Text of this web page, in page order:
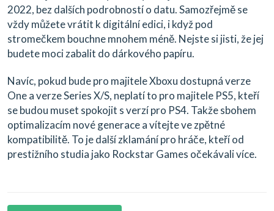
2022, bez dalších podrobností o datu. Samozřejmě se
vždy můžete vrátit k digitální edici, i když pod
stromečkem bouchne mnohem méně. Nejste si jisti, že jej
budete moci zabalit do dárkového papíru.
Navíc, pokud bude pro majitele Xboxu dostupná verze
One a verze Series X/S, neplatí to pro majitele PS5, kteří
se budou muset spokojit s verzí pro PS4. Takže sbohem
optimalizacím nové generace a vítejte ve zpětné
kompatibilitě. To je další zklamání pro hráče, kteří od
prestižního studia jako Rockstar Games očekávali více.